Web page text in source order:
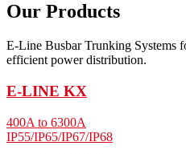
Our Products
E-Line Busbar Trunking Systems
efficient power distribution.
E-LINE KX
400A to 6300A
IP55/IP65/IP67/IP68